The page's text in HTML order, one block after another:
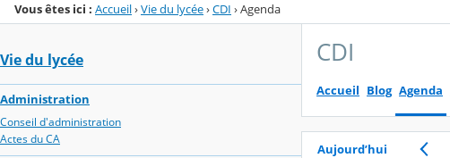
Vous êtes ici : Accueil›Vie du lycée›CDI ›Agenda
Vie du lycée
Administration
Conseil d'administration
Actes du CA
CDI
Accueil Blog Agenda
Aujourd’hui